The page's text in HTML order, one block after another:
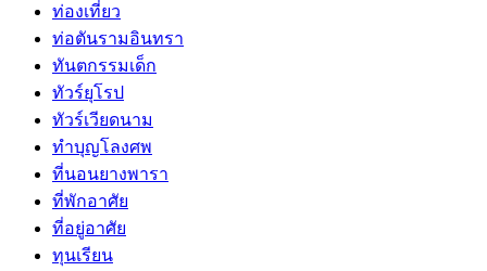
ท่องเที่ยว
ท่อตันรามอินทรา
ทันตกรรมเด็ก
ทัวร์ยุโรป
ทัวร์เวียดนาม
ทำบุญโลงศพ
ที่นอนยางพารา
ที่พักอาศัย
ที่อยู่อาศัย
ทุนเรียน